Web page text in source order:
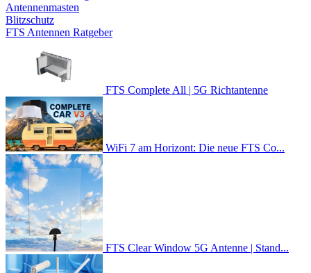
Antennenmasten
Blitzschutz
FTS Antennen Ratgeber
FTS Complete All | 5G Richtantenne
WiFi 7 am Horizont: Die neue FTS Co...
FTS Clear Window 5G Antenne | Stand...